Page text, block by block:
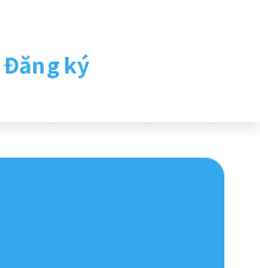
Đăng ký